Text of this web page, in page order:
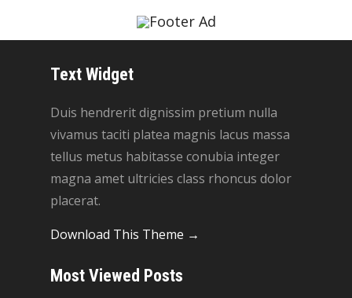
Text Widget
Duis hendrerit dignissim pretium nulla
vivamus taciti platea magnis lacus massa
tellus metus habitasse conubia integer
magna amet ultricies class rhoncus dolor
placerat.
Download This Theme →
Most Viewed Posts